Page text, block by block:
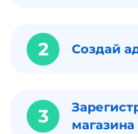
2 Создай
3